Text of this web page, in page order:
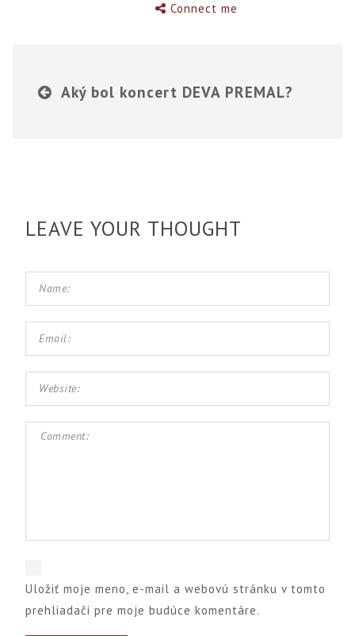
Connect me
Aký bol koncert DEVA PREMAL?
LEAVE YOUR THOUGHT
Uložiť moje meno, e-mail a webovú stránku v tomto
prehliadači pre moje budúce komentáre.